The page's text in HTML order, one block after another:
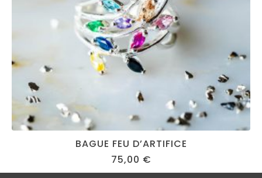
BAGUE FEU D’ARTIFICE
75,00 €